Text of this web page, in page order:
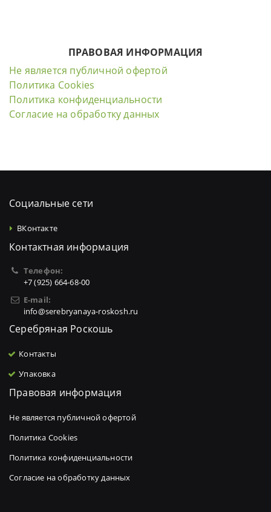
ПРАВОВАЯ ИНФОРМАЦИЯ
Не является публичной офертой
Политика Cookies
Политика конфиденциальности
Согласие на обработку данных
Социальные сети
ВКонтакте
Контактная информация
Телефон:
+7 (925) 664-68-00
E-mail:
info@serebryanaya-roskosh.ru
Серебряная Роскошь
Контакты
Упаковка
Правовая информация
Не является публичной офертой
Политика Cookies
Политика конфиденциальности
Согласие на обработку данных